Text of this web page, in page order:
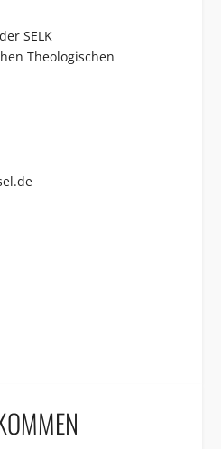
SELK
Theologischen